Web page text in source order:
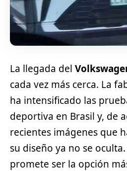
La llegada del
cada vez más cerca. La
ha intensificado las
deportiva en Brasil y, de
recientes imágenes que
su diseño ya no se
promete ser la opción